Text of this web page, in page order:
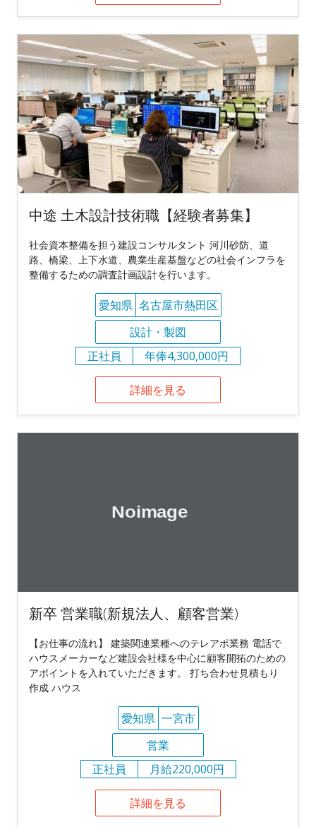
中途 土木設計技術職【経験者募集】
社会資本整備を担う建設コンサルタント 河川砂防、道
路、橋梁、上下水道、農業生産基盤などの社会インフラを
整備するための調査計画設計を行います。
愛知県 名古屋市熱田区
設計・製図
正社員
年俸4,300,000円
詳細を見る
新卒 営業職(新規法人、顧客営業)
【お仕事の流れ】 建築関連業種へのテレアポ業務 電話で
ハウスメーカーなど建設会社様を中心に顧客開拓のための
アポイントを入れていただきます。 打ち合わせ見積もり
作成 ハウス
愛知県 一宮市
営業
正社員
月給220,000円
詳細を見る